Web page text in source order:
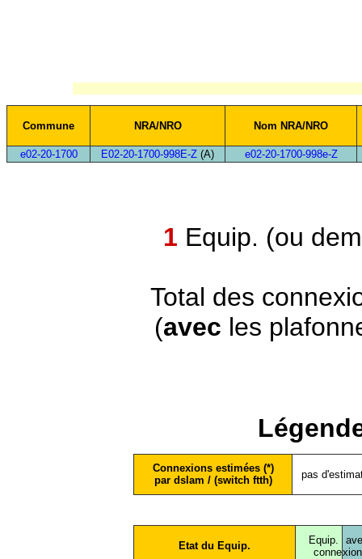
Commune NRA/NRO Nom NRA/NRO
e02-20-1700 E02-20-1700-998E-Z (A) e02-20-1700-998e-Z
1 Equip. (ou
Total des
(avec les
Connexions estimées (*)
par dslam / (switch ftth)
pas
Etat du Equip.
Equip.
conne